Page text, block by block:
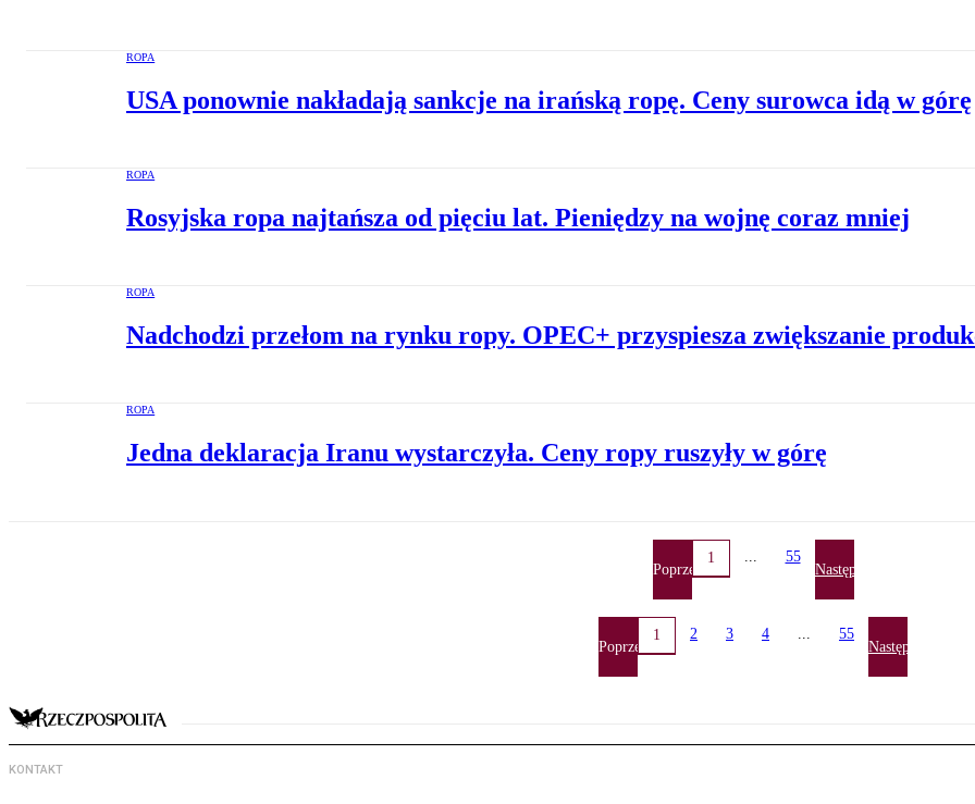
ROPA
USA ponownie nakładają sankcje na irańską ropę. Ceny surowca idą w górę
ROPA
Rosyjska ropa najtańsza od pięciu lat. Pieniędzy na wojnę coraz mniej
ROPA
Nadchodzi przełom na rynku ropy. OPEC+ przyspiesza zwiększanie
ROPA
Jedna deklaracja Iranu wystarczyła. Ceny ropy ruszyły w górę
Poprzednia
1 ... 55
Następna
Poprzednia
1 2 3 4 ... 55
Następna
KONTAKT